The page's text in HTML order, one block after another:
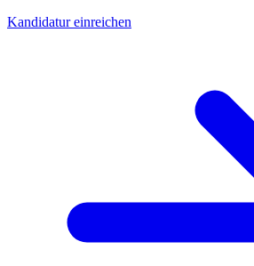
Kandidatur einreichen